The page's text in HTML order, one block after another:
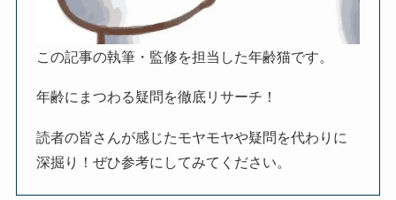
この記事の執筆・監修を担当した年齢猫です。
年齢にまつわる疑問を徹底リサーチ！
読者の皆さんが感じたモヤモヤや疑問を代わりに
深掘り！ぜひ参考にしてみてください。